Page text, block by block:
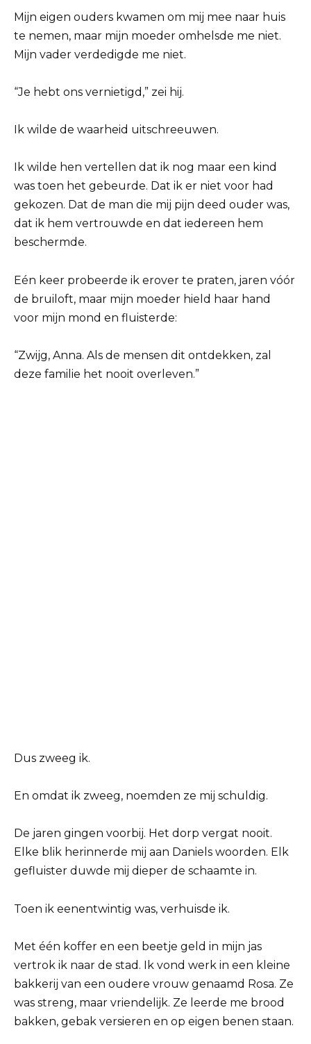
Mijn eigen ouders kwamen om mij mee naar huis
te nemen, maar mijn moeder omhelsde me niet.
Mijn vader verdedigde me niet.
“Je hebt ons vernietigd,” zei hij.
Ik wilde de waarheid uitschreeuwen.
Ik wilde hen vertellen dat ik nog maar een kind
was toen het gebeurde. Dat ik er niet voor had
gekozen. Dat de man die mij pijn deed ouder was,
dat ik hem vertrouwde en dat iedereen hem
beschermde.
Eén keer probeerde ik erover te praten, jaren vóór
de bruiloft, maar mijn moeder hield haar hand
voor mijn mond en fluisterde:
“Zwijg, Anna. Als de mensen dit ontdekken, zal
deze familie het nooit overleven.”
Dus zweeg ik.
En omdat ik zweeg, noemden ze mij schuldig.
De jaren gingen voorbij. Het dorp vergat nooit.
Elke blik herinnerde mij aan Daniels woorden. Elk
gefluister duwde mij dieper de schaamte in.
Toen ik eenentwintig was, verhuisde ik.
Met één koffer en een beetje geld in mijn jas
vertrok ik naar de stad. Ik vond werk in een kleine
bakkerij van een oudere vrouw genaamd Rosa. Ze
was streng, maar vriendelijk. Ze leerde me brood
bakken, gebak versieren en op eigen benen staan.